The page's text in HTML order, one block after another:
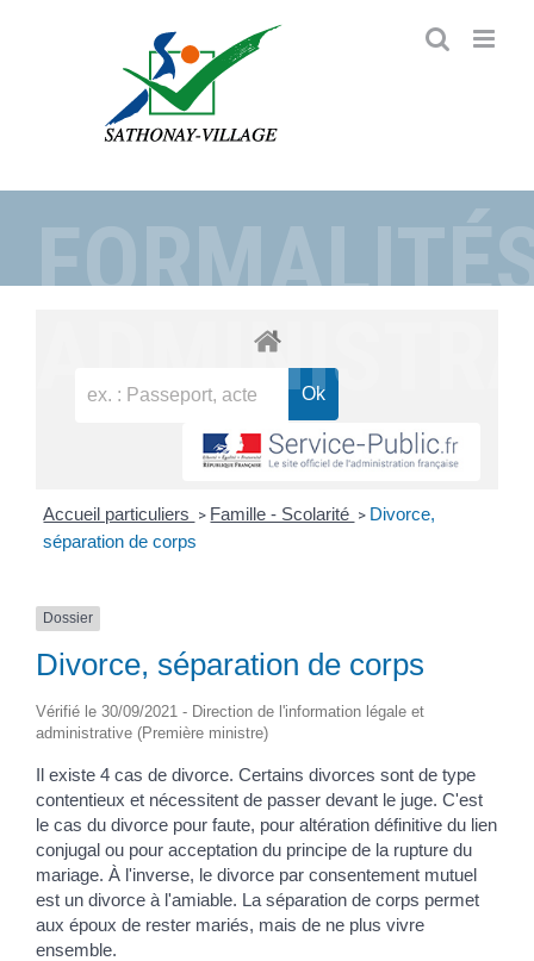
Accueil particuliers > Famille - Scolarité > Divorce,
séparation de corps
Dossier
Divorce, séparation de corps
Vérifié le 30/09/2021 - Direction de l'information légale et
administrative (Première ministre)
Il existe 4 cas de divorce. Certains divorces sont de type
contentieux et nécessitent de passer devant le juge. C'est
le cas du divorce pour faute, pour altération définitive du lien
conjugal ou pour acceptation du principe de la rupture du
mariage. À l'inverse, le divorce par consentement mutuel
est un divorce à l'amiable. La séparation de corps permet
aux époux de rester mariés, mais de ne plus vivre
ensemble.